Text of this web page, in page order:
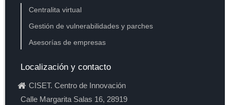
Centralita virtual
Gestión de vulnerabilidades y parches
Asesorías de empresas
Localización y contacto
CISET. Centro de Innovación
Calle Margarita Salas 16, 28919